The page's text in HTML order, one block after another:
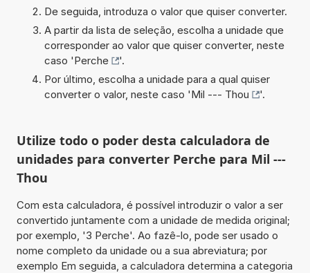
De seguida, introduza o valor que quiser converter.
A partir da lista de seleção, escolha a unidade que
corresponder ao valor que quiser converter, neste
caso 'Perche
'.
Por último, escolha a unidade para a qual quiser
converter o valor, neste caso 'Mil --- Thou '.
Utilize todo o poder desta calculadora de
unidades para converter Perche para Mil ---
Thou
Com esta calculadora, é possível introduzir o valor a ser
convertido juntamente com a unidade de medida original;
por exemplo, '3 Perche'. Ao fazê-lo, pode ser usado o
nome completo da unidade ou a sua abreviatura; por
exemplo Em seguida, a calculadora determina a categoria